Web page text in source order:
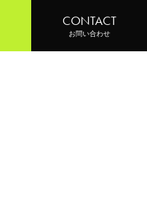
CONTACT
お問い合わせ